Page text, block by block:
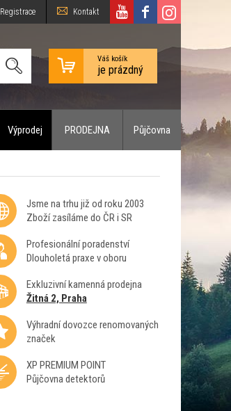
Registrace Kontakt
Váš košík
je prázdný
Výprodej PRODEJNA Půjčovna
Jsme na trhu již od roku 2003
Zboží zasíláme do ČR i SR
Profesionální poradenství
Dlouholetá praxe v oboru
Exkluzivní kamenná prodejna
Žitná 2, Praha
Výhradní dovozce renomovaných
značek
XP PREMIUM POINT
Půjčovna detektorů